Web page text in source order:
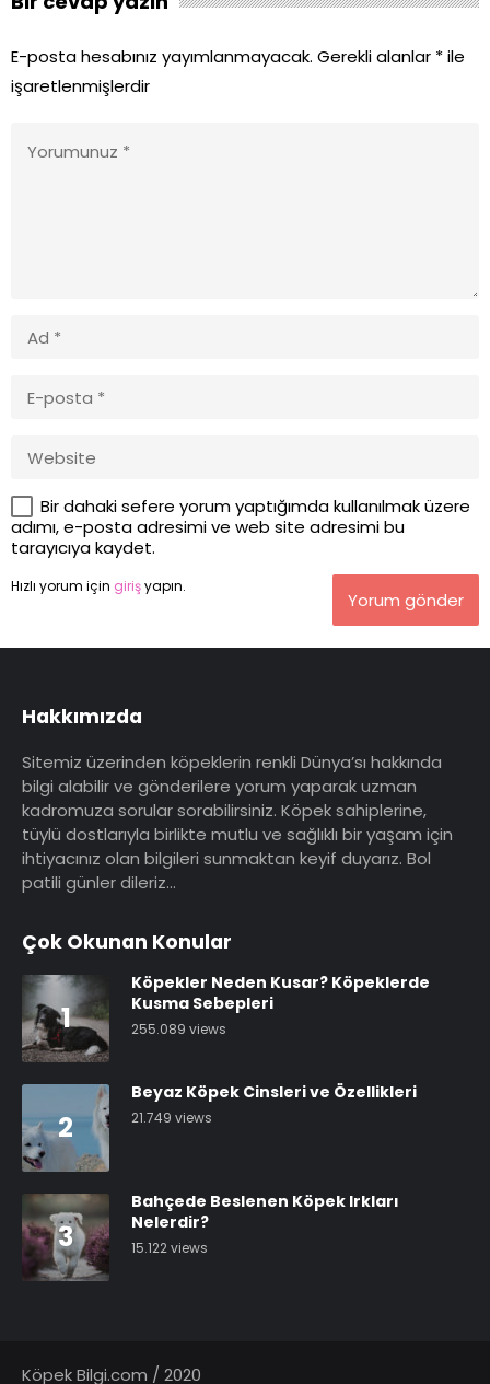
E-posta hesabınız yayımlanmayacak. Gerekli alanlar *ile
işaretlenmişlerdir
Bir dahaki sefere yorum yaptığımda kullanılmak üzere
adımı, e-posta adresimi ve web site adresimi bu
tarayıcıya kaydet.
Hızlı yorum için girişyapın.
Yorum gönder
Hakkımızda
Sitemiz üzerinden köpeklerin renkli Dünya’sı hakkında
bilgi alabilir ve gönderilere yorum yaparak uzman
kadromuza sorular sorabilirsiniz. Köpek sahiplerine,
tüylü dostlarıyla birlikte mutlu ve sağlıklı bir yaşam için
ihtiyacınız olan bilgileri sunmaktan keyif duyarız. Bol
patili günler dileriz…
Çok Okunan Konular
1
Köpekler Neden Kusar? Köpeklerde
Kusma Sebepleri
255.089 views
2
Beyaz Köpek Cinsleri ve Özellikleri
21.749 views
3
Bahçede Beslenen Köpek Irkları
Nelerdir?
15.122 views
Köpek Bilgi.com / 2020